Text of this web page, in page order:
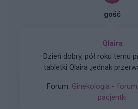
gość
Qlaira
Dzień dobry, pół roku temu przyjmowałam
tabletki Qlaira ,jednak przerwałam niestety
Zaczęłam znowu przyjmować
jestem 2 tygodnie po okresie ,dziś wezmę 5
Forum: Ginekologia -
pacjentki